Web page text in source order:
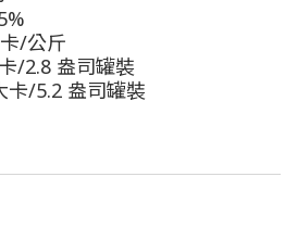
/公斤
/2.8 盎司罐裝
卡/5.2 盎司罐裝